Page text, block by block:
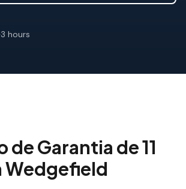
hours
de Garantia de 11
Wedgefield